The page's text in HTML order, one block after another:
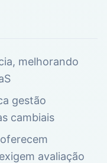
melhorando
gestão
cambiais
avaliação